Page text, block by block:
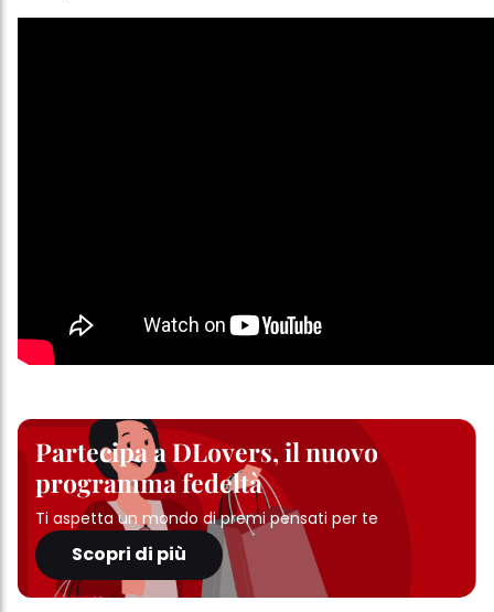
Partecipa a DLovers, il nuovo
programma fedeltà
Ti aspetta un mondo di premi pensati per te
Scopri di più